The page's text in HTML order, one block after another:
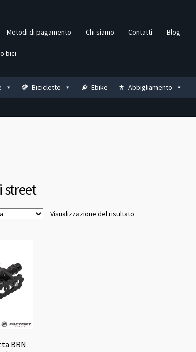
Metodi di pagamento Chi siamo Contatti Blog
bici
Biciclette Ebike Abbigliamento
street
Visualizzazione del risultato
BRN